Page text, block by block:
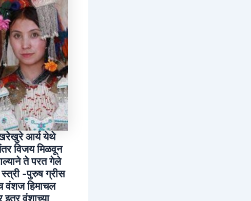
खरेखुरे आर्य येथे
विजय मिळवून
ते परत गेले
-पुरुष ग्रीस
वंशज हिमाचल
वंशाच्या